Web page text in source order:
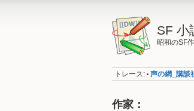
SF 小
昭和のSF
トレース: • 声の網_講談
作家：